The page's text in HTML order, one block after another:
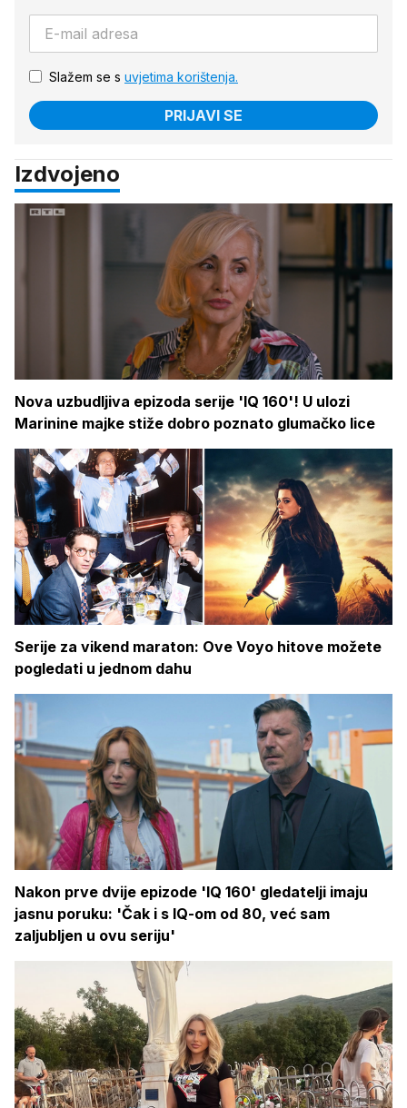
Slažem se s uvjetima korištenja.
PRIJAVI SE
Izdvojeno
Nova uzbudljiva epizoda serije 'IQ 160'! U ulozi
Marinine majke stiže dobro poznato glumačko lice
Serije za vikend maraton: Ove Voyo hitove možete
pogledati u jednom dahu
Nakon prve dvije epizode 'IQ 160' gledatelji imaju
jasnu poruku: 'Čak i s IQ-om od 80, već sam
zaljubljen u ovu seriju'